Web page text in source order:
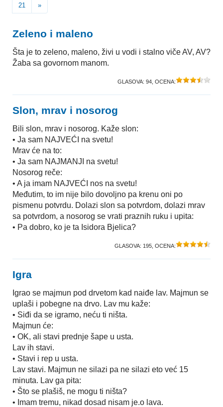
21 »
Zeleno i maleno
Šta je to zeleno, maleno, živi u vodi i stalno viče AV, AV?
Žaba sa govornom manom.
GLASOVA: 94 , OCENA:
Slon, mrav i nosorog
Bili slon, mrav i nosorog. Kaže slon:
• Ja sam NAJVEĆI na svetu!
Mrav će na to:
• Ja sam NAJMANJI na svetu!
Nosorog reče:
• A ja imam NAJVEĆI nos na svetu!
Međutim, to im nije bilo dovoljno pa krenu oni po
pismenu potvrdu. Dolazi slon sa potvrdom, dolazi mrav
sa potvrdom, a nosorog se vrati praznih ruku i upita:
• Pa dobro, ko je ta Isidora Bjelica?
GLASOVA: 195 , OCENA:
Igra
Igrao se majmun pod drvetom kad naiđe lav. Majmun se
uplaši i pobegne na drvo. Lav mu kaže:
• Siđi da se igramo, neću ti ništa.
Majmun će:
• OK, ali stavi prednje šape u usta.
Lav ih stavi.
• Stavi i rep u usta.
Lav stavi. Majmun ne silazi pa ne silazi eto već 15
minuta. Lav ga pita:
• Što se plašiš, ne mogu ti ništa?
• Imam tremu, nikad dosad nisam je.o lava.